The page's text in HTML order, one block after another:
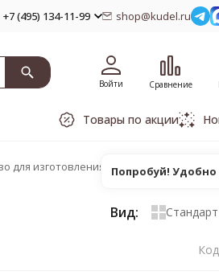
+7 (495) 134-11-99 shop@kudel.ru
Войти Сравнение
Товары по акции
для изготовления помпонов Clover
Вид: Стандарт
Попробуй!